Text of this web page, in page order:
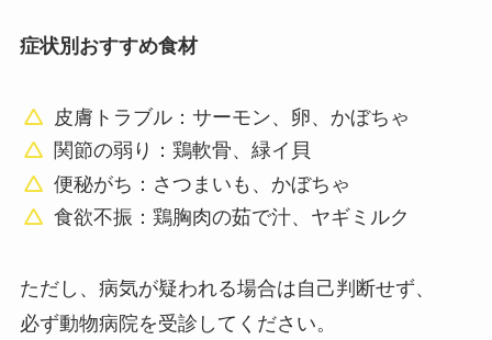
症状別おすすめ食材
皮膚トラブル：サーモン、卵、かぼちゃ
関節の弱り：鶏軟骨、緑イ貝
便秘がち：さつまいも、かぼちゃ
食欲不振：鶏胸肉の茹で汁、ヤギミルク
ただし、病気が疑われる場合は自己判断せず、
必ず動物病院を受診してください。